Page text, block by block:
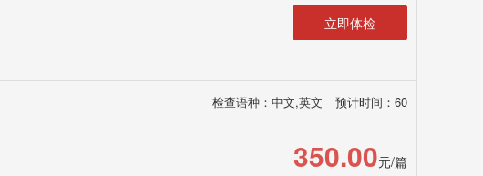
立即体检
检查语种：中文,英文 预计时间：60
350.00元/篇